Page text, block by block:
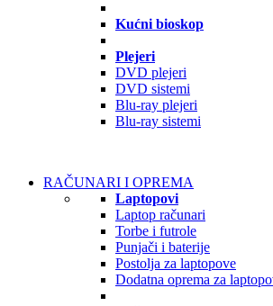
Kućni bioskop
Plejeri
DVD plejeri
DVD sistemi
Blu-ray plejeri
Blu-ray sistemi
RAČUNARI I OPREMA
Laptopovi
Laptop računari
Torbe i futrole
Punjači i baterije
Postolja za laptopove
Dodatna oprema za